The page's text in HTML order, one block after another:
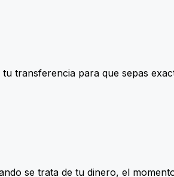
transferencia para que sepas
se trata de tu dinero, el